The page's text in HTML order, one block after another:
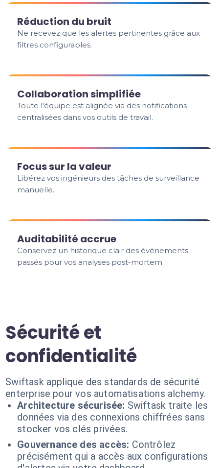
Réduction du bruit
Ne recevez que les alertes pertinentes grâce aux
filtres configurables.
Collaboration simplifiée
Toute l'équipe est alignée via des notifications
centralisées dans vos outils de travail.
Focus sur la valeur
Libérez vos ingénieurs des tâches de surveillance
manuelle.
Auditabilité accrue
Conservez un historique clair des événements
passés pour vos analyses post-mortem.
Sécurité et
confidentialité
Swiftask applique des standards de sécurité
enterprise pour vos automatisations alchemy.
Architecture sécurisée: Swiftask traite les
données via des connexions chiffrées sans
stocker vos clés privées.
Gouvernance des accès: Contrôlez
précisément qui a accès aux configurations